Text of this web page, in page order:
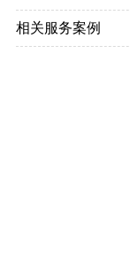
相关服务案例